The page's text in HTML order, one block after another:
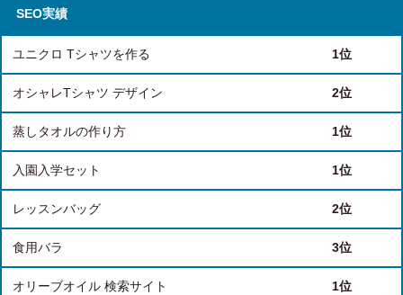
SEO実績
ユニクロ Tシャツを作る 1位
オシャレTシャツ デザイン 2位
蒸しタオルの作り方 1位
入園入学セット 1位
レッスンバッグ 2位
食用バラ 3位
オリーブオイル 検索サイト 1位